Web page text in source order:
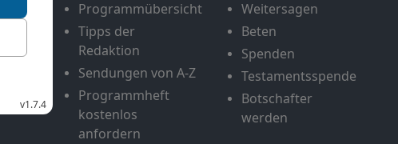
Programmübersicht
Tipps der
Redaktion
Sendungen von A-Z
Programmheft
kostenlos
anfordern
Weitersagen
Beten
Spenden
Testamentsspende
Botschafter
werden